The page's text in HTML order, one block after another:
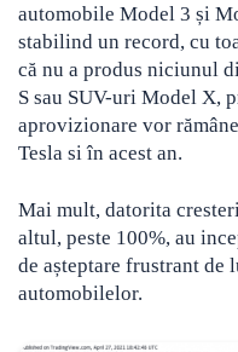
automobile Model 3 și
stabilind un record, cu
că nu a produs niciunul
S sau SUV-uri Model X,
aprovizionare vor
Tesla si în acest an.
Mai mult, datorita
altul, peste 100%, au
de așteptare frustrant de
automobilelor.